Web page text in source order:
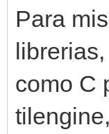
Para
como C